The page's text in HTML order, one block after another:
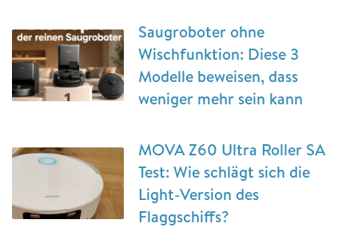
Saugroboter ohne
Wischfunktion: Diese 3
Modelle beweisen, dass
weniger mehr sein kann
MOVA Z60 Ultra Roller SA
Test: Wie schlägt sich die
Light-Version des
Flaggschiffs?